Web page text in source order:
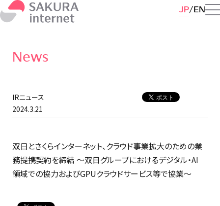
JP EN
News
IRニュース
2024.3.21
双日とさくらインターネット、クラウド事業拡大のための業
務提携契約を締結 ～双日グループにおけるデジタル・AI
領域での協力およびGPUクラウドサービス等で協業～